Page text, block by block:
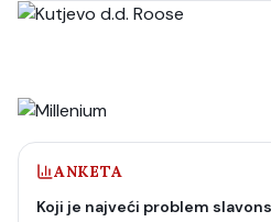
ANKETA
Koji je najveći problem